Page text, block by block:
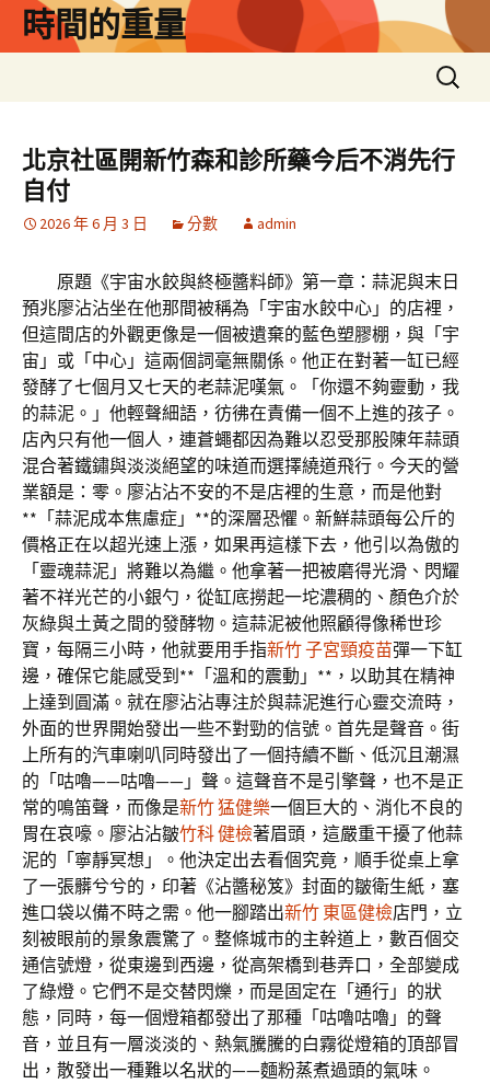
時間的重量
搜
尋
鍵
字:
北京社區開新竹森和診所藥今后不消先行
自付
2026 年 6 月 3 日 分數 admin
原題《宇宙水餃與終極醬料師》第一章：蒜泥與末日
預兆廖沾沾坐在他那間被稱為「宇宙水餃中心」的店裡，
但這間店的外觀更像是一個被遺棄的藍色塑膠棚，與「宇
宙」或「中心」這兩個詞毫無關係。他正在對著一缸已經
發酵了七個月又七天的老蒜泥嘆氣。「你還不夠靈動，我
的蒜泥。」他輕聲細語，彷彿在責備一個不上進的孩子。
店內只有他一個人，連蒼蠅都因為難以忍受那股陳年蒜頭
混合著鐵鏽與淡淡絕望的味道而選擇繞道飛行。今天的營
業額是：零。廖沾沾不安的不是店裡的生意，而是他對
**「蒜泥成本焦慮症」**的深層恐懼。新鮮蒜頭每公斤的
價格正在以超光速上漲，如果再這樣下去，他引以為傲的
「靈魂蒜泥」將難以為繼。他拿著一把被磨得光滑、閃耀
著不祥光芒的小銀勺，從缸底撈起一坨濃稠的、顏色介於
灰綠與土黃之間的發酵物。這蒜泥被他照顧得像稀世珍
寶，每隔三小時，他就要用手指新竹 子宮頸疫苗彈一下缸
邊，確保它能感受到**「溫和的震動」**，以助其在精神
上達到圓滿。就在廖沾沾專注於與蒜泥進行心靈交流時，
外面的世界開始發出一些不對勁的信號。首先是聲音。街
上所有的汽車喇叭同時發出了一個持續不斷、低沉且潮濕
的「咕嚕——咕嚕——」聲。這聲音不是引擎聲，也不是正
常的鳴笛聲，而像是新竹 猛健樂一個巨大的、消化不良的
胃在哀嚎。廖沾沾皺竹科 健檢著眉頭，這嚴重干擾了他蒜
泥的「寧靜冥想」。他決定出去看個究竟，順手從桌上拿
了一張髒兮兮的，印著《沾醬秘笈》封面的皺衛生紙，塞
進口袋以備不時之需。他一腳踏出新竹 東區健檢店門，立
刻被眼前的景象震驚了。整條城市的主幹道上，數百個交
通信號燈，從東邊到西邊，從高架橋到巷弄口，全部變成
了綠燈。它們不是交替閃爍，而是固定在「通行」的狀
態，同時，每一個燈箱都發出了那種「咕嚕咕嚕」的聲
音，並且有一層淡淡的、熱氣騰騰的白霧從燈箱的頂部冒
出，散發出一種難以名狀的——麵粉蒸煮過頭的氣味。